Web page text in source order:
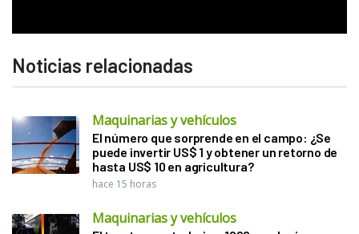
Noticias relacionadas
Maquinarias y vehículos
El número que sorprende en el campo: ¿Se
puede invertir US$ 1 y obtener un retorno de
hasta US$ 10 en agricultura?
hace 15 horas
Maquinarias y vehículos